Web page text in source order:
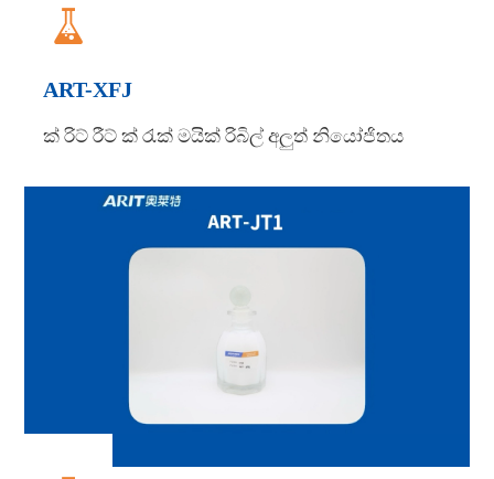

ART-XFJ
ක් රිට් රීට් ක් රැක් මයික් රිබිල් අලුත් නියෝජිතය